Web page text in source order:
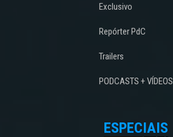
Exclusivo
Repórter PdC
Trailers
PODCASTS + VÍDEOS
ESPECIAIS